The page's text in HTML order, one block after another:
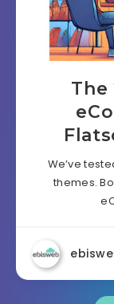
The
We’ve
themes.